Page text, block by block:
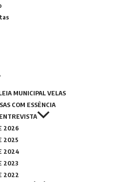
MUNICIPAL VELAS
COM ESSÊNCIA
2026
2025
2024
2023
2022